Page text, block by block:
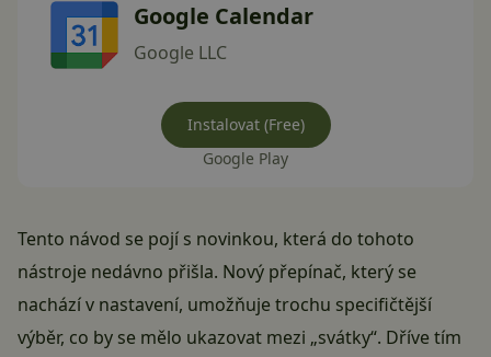
Google Calendar
Google LLC
Instalovat (Free)
Google Play
Tento návod se pojí s novinkou, která do tohoto
nástroje nedávno přišla. Nový přepínač, který se
nachází v nastavení, umožňuje trochu specifičtější
výběr, co by se mělo ukazovat mezi „svátky“. Dříve tím